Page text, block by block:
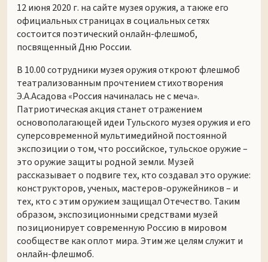
12 июня 2020 г. на сайте музея оружия, а также его
официальных страницах в социальных сетях
состоится поэтический онлайн-флешмоб,
посвященный Дню России.
В 10.00 сотрудники музея оружия откроют флешмоб
театрализованным прочтением стихотворения
Э.А.Асадова «Россия начиналась не с меча».
Патриотическая акция станет отражением
основополагающей идеи Тульского музея оружия и его
суперсовременной мультимедийной постоянной
экспозиции о том, что российское, тульское оружие –
это оружие защиты родной земли. Музей
рассказывает о подвиге тех, кто создавал это оружие:
конструкторов, ученых, мастеров-оружейников – и
тех, кто с этим оружием защищал Отечество. Таким
образом, экспозиционными средствами музей
позиционирует современную Россию в мировом
сообществе как оплот мира. Этим же целям служит и
онлайн-флешмоб.